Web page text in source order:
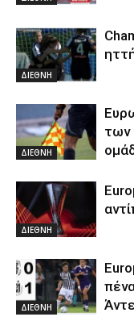
ΔΙΕΘΝΗ
ΔΙΕΘΝΗ
των
ΔΙΕΘΝΗ
ΔΙΕΘΝΗ